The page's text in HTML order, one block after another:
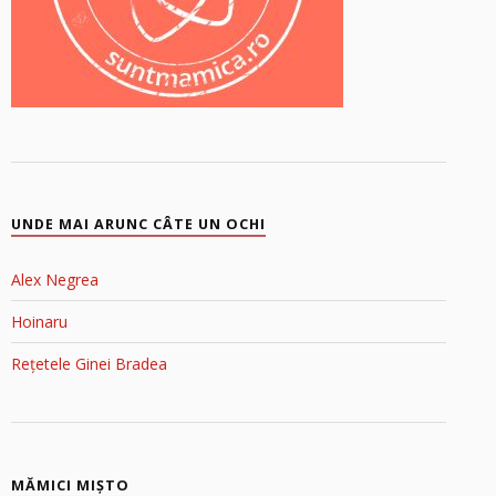
UNDE MAI ARUNC CÂTE UN OCHI
Alex Negrea
Hoinaru
Rețetele Ginei Bradea
MĂMICI MIŞTO